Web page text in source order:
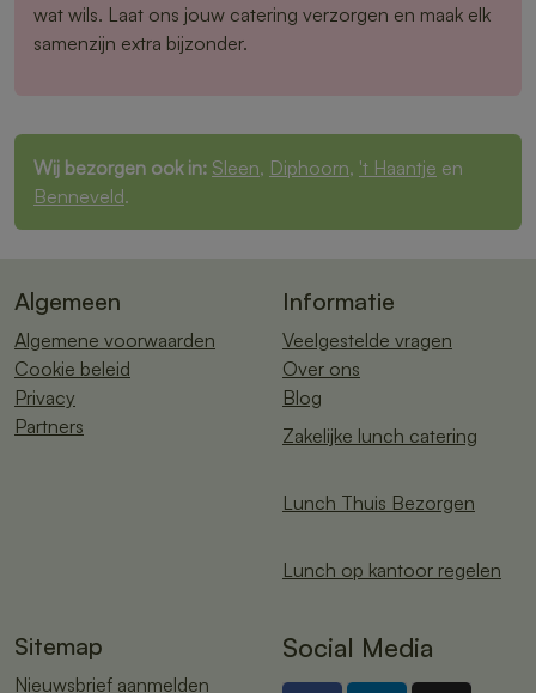
wat wils. Laat ons jouw catering verzorgen en maak elk
samenzijn extra bijzonder.
Wij bezorgen ook in: Sleen, Diphoorn, 't Haantje en
Benneveld.
Algemeen
Algemene voorwaarden
Cookie beleid
Privacy
Partners
Informatie
Veelgestelde vragen
Over ons
Blog
Zakelijke lunch catering
Lunch Thuis Bezorgen
Lunch op kantoor regelen
Sitemap
Nieuwsbrief aanmelden
Social Media